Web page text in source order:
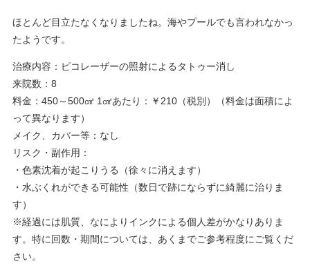
ほとんど目立たなくなりましたね。海やプールでも言われなかっ
たようです。
治療内容：ピコレーザーの照射によるタトゥー消し
来院数：8
料金：450～500㎠ 1㎠あたり：￥210（税別）（料金は面積によ
って異なります）
メイク、カバー等：なし
リスク・副作用：
・色素沈着が起こりうる（徐々に消えます）
・水ぶくれができる可能性（数日で跡にならずに綺麗に治りま
す）
※経過には肌質、なによりインクによる個人差がかなりありま
す。特に回数・期間については、あくまでご参考程度にご覧くだ
さい。